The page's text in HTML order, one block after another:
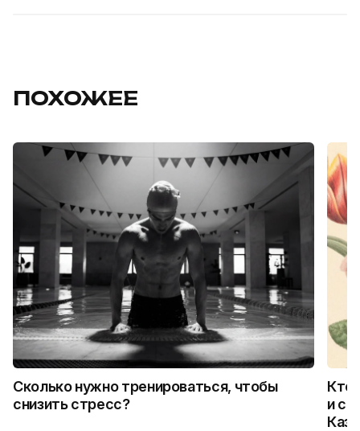
ПОХОЖЕЕ
Сколько нужно тренироваться, чтобы
снизить стресс?
Кто
и